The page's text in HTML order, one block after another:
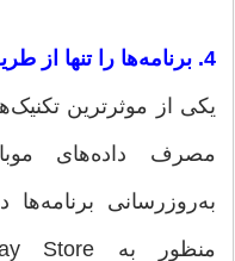
4. برنامه‌‌ها را تنها از طریق وای‌فای به‌روزرسانی کنید
یکی از موثرترین
مصرف داده‌های
به‌روزرسانی